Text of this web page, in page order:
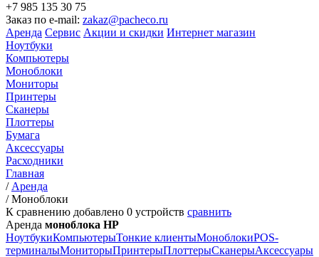
+7 985 135 30 75
Заказ по e-mail: zakaz@pacheco.ru
Аренда Сервис Акции и скидки Интернет магазин
Ноутбуки
Компьютеры
Моноблоки
Мониторы
Принтеры
Сканеры
Плоттеры
Бумага
Аксессуары
Расходники
Главная
/ Аренда
/Моноблоки
К сравнению добавлено 0 устройств сравнить
Аренда моноблока HP
НоутбукиКомпьютерыТонкие клиентыМоноблокиPOS-
терминалыМониторыПринтерыПлоттерыСканерыАксессуары